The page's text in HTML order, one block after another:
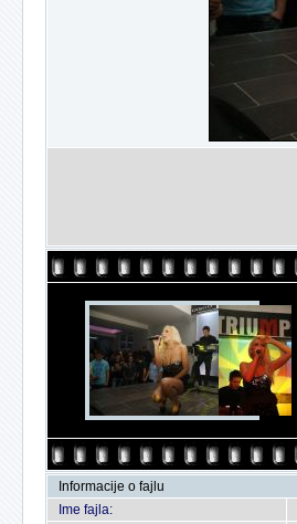
Informacije o fajlu
Ime fajla: